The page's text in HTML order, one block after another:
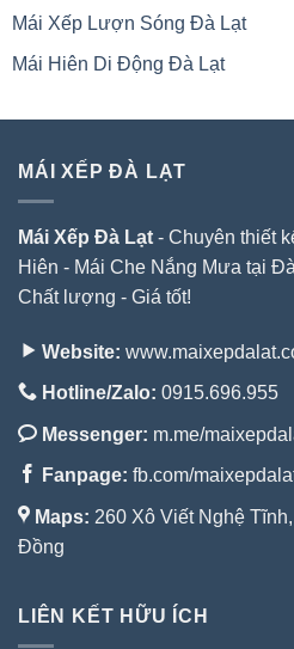
Mái Xếp Lượn Sóng Đà Lạt
Mái Hiên Di Động Đà Lạt
MÁI XẾP ĐÀ LẠT
Mái Xếp Đà Lạt - Chuyên thiết
Hiên - Mái Che Nắng Mưa tại
Chất lượng - Giá tốt!
Website:
Hotline/Zalo: 0915.696.955
Messenger: m.me/
Fanpage: fb.com/
Maps: 260 Xô Viết Nghệ
Đồng
LIÊN KẾT HỮU ÍCH